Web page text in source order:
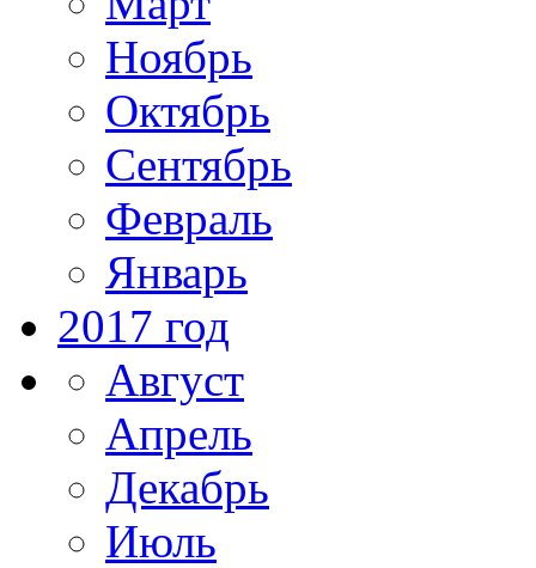
Ноябрь
Октябрь
Сентябрь
Февраль
Январь
2017 год
Август
Апрель
Декабрь
Июль